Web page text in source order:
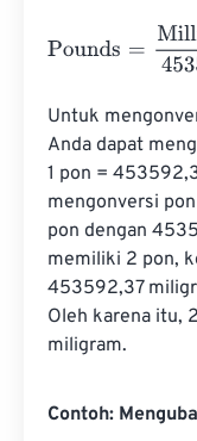
Pounds
Untuk
Anda dapat
1 pon =
mengonversi
pon dengan
memiliki 2 pon,
453592,37
Oleh karena itu,
miligram.
Contoh: